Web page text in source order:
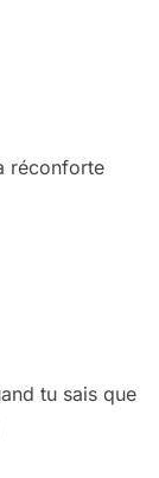
réconforte
tu sais que